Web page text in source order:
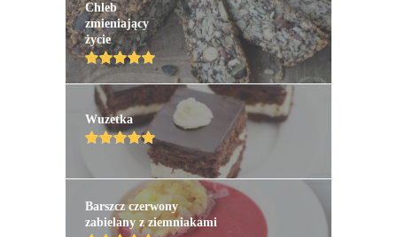
Chleb
zmieniający
życie
Wuzetka
Barszcz czerwony
zabielany z ziemniakami